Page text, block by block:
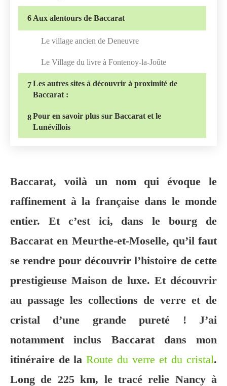
6 Aux alentours de Baccarat
Le village ancien de Deneuvre
Le Village du livre à Fontenoy-la-Joûte
7Les autres sites à découvrir à proximité de
Baccarat :
8Pour en savoir plus sur Baccarat et le
Lunévillois
Baccarat, voilà un nom qui évoque le
raffinement à la française dans le monde
entier. Et c’est ici, dans le bourg de
Baccarat en Meurthe-et-Moselle, qu’il faut
se rendre pour découvrir l’histoire de cette
prestigieuse Maison de luxe. Et découvrir
au passage les collections de verre et de
cristal d’une grande pureté ! J’ai
notamment inclus Baccarat dans mon
itinéraire de la Route du verre et du cristal.
Long de 225 km, le tracé relie Nancy à